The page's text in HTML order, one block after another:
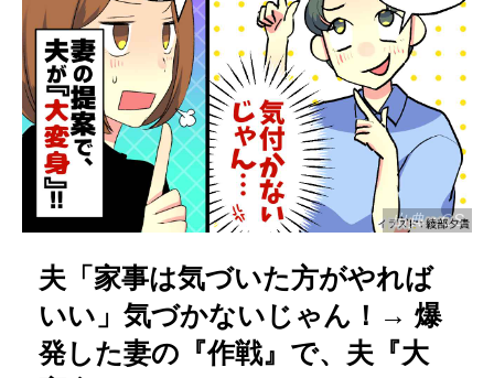
出典：CS
夫「家事は気づいた方がやれば
いい」気づかないじゃん！→ 爆
発した妻の『作戦』で、夫『大